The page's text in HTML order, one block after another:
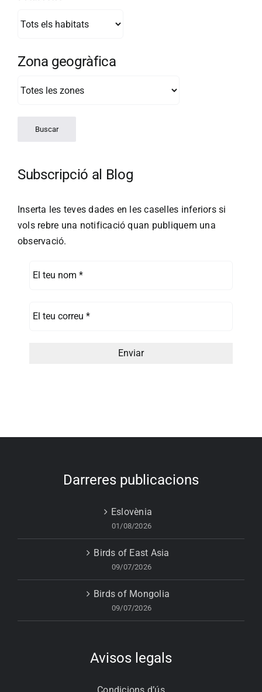
Zona geogràfica
Subscripció al Blog
Inserta les teves dades en les caselles inferiors si
vols rebre una notificació quan publiquem una
observació.
Darreres publicacions
Eslovènia
01/08/2026
Birds of East Asia
09/07/2026
Birds of Mongolia
09/07/2026
Avisos legals